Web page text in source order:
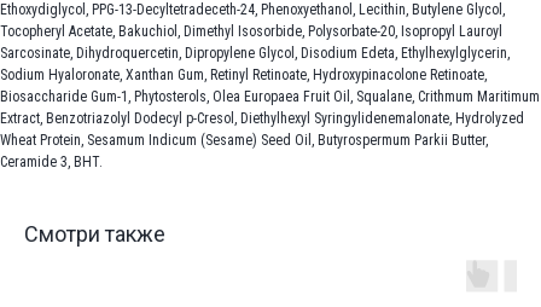
Ethoxydiglycol, PPG-13-Decyltetradeceth-24, Phenoxyethanol, Lecithin, Butylene Glycol,
Tocopheryl Acetate, Bakuchiol, Dimethyl Isosorbide, Polysorbatе-20, Isopropyl Lauroyl
Sarcosinate, Dihydroquercetin, Dipropylene Glycol, Disodium Edeta, Ethylhexylglycerin,
Sodium Hyaloronate, Xanthan Gum, Retinyl Retinoate, Hydroxypinacolone Retinoate,
Biosaccharide Gum-1, Phytosterols, Olea Europaea Fruit Oil, Squalane, Crithmum Maritimum
Extract, Benzotriazolyl Dodecyl p-Cresol, Diethylhexyl Syringylidenemalonate, Hydrolyzed
Wheat Protein, Sesamum Indicum (Sesame) Seed Oil, Butyrospermum Parkii Butter,
Ceramide 3, BHT.
Смотри также